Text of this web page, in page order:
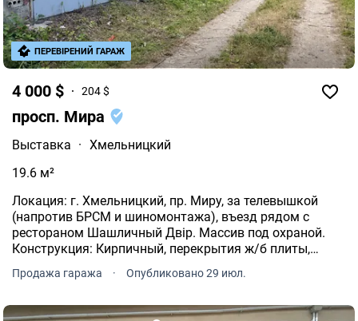
4 000 $ 204 $
просп. Мира
Выставка · Хмельницкий
19.6 м²
Локация: г. Хмельницкий, пр. Миру, за телевышкой
(напротив БРСМ и шиномонтажа), въезд рядом с
рестораном Шашличный Двір. Массив под охраной.
Конструкция: Кирпичный, перекрытия ж/б плиты,
металлические ворота с калиткой. внутри есть
стеллажи.
Продажа гаража · Опубликовано 29 июл.
ПЕРЕВІРЕНИЙ ГАРАЖ